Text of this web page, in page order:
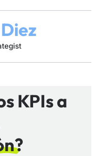
KPIs a